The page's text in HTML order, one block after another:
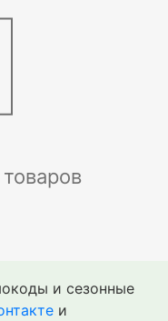
и сезонные
и